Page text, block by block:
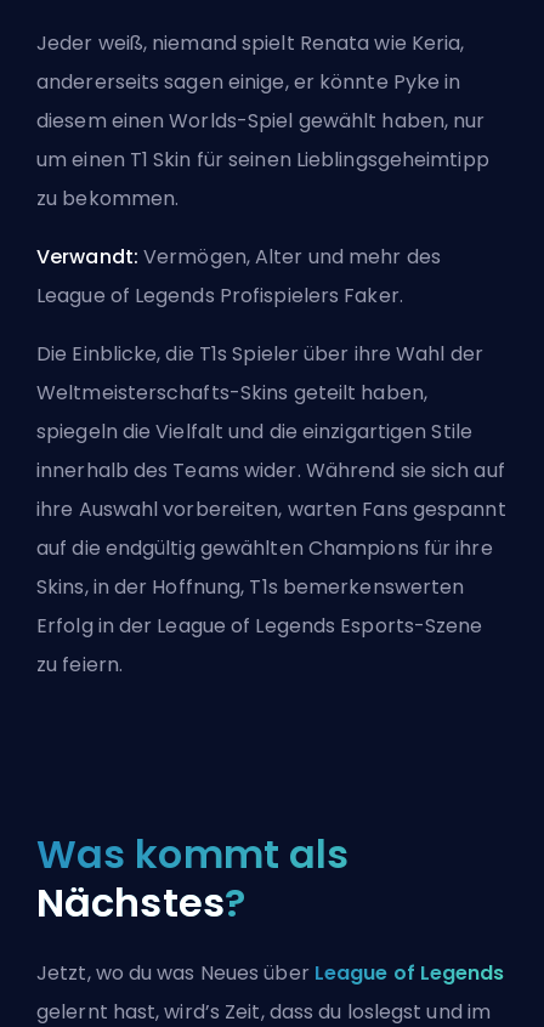
Jeder weiß, niemand spielt Renata wie Keria,
andererseits sagen einige, er könnte Pyke in
diesem einen Worlds-Spiel gewählt haben, nur
um einen T1 Skin für seinen Lieblingsgeheimtipp
zu bekommen.
Verwandt: Vermögen, Alter und mehr des
League of Legends Profispielers Faker.
Die Einblicke, die T1s Spieler über ihre Wahl der
Weltmeisterschafts-Skins geteilt haben,
spiegeln die Vielfalt und die einzigartigen Stile
innerhalb des Teams wider. Während sie sich auf
ihre Auswahl vorbereiten, warten Fans gespannt
auf die endgültig gewählten Champions für ihre
Skins, in der Hoffnung, T1s bemerkenswerten
Erfolg in der League of Legends Esports-Szene
zu feiern.
Was kommt als
Nächstes?
Jetzt, wo du was Neues über League of Legends
gelernt hast, wird’s Zeit, dass du loslegst und im